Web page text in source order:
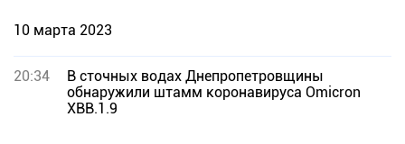
10 марта 2023
20:34
В сточных водах Днепропетровщины
обнаружили штамм коронавируса Omicron
XBB.1.9